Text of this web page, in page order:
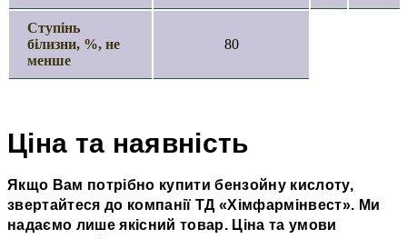
Ступінь
білизни, %, не
менше
80
Ціна та наявність
Якщо Вам потрібно купити бензойну кислоту,
звертайтеся до компанії ТД «Хімфармінвест». Ми
надаємо лише якісний товар. Ціна та умови